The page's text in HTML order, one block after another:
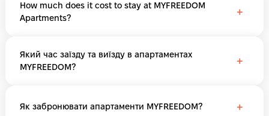
How much does it cost to stay at MYFREEDOM
Apartments?
+
Який час заїзду та виїзду в апартаментах
MYFREEDOM?
+
Як забронювати апартаменти MYFREEDOM? +